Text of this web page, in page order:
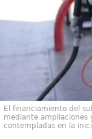
El financiamiento del
mediante ampliaciones
contempladas en la